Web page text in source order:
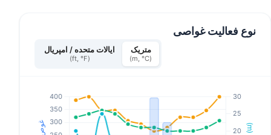
نوع فعالیت غواصی
متریک
(m, °C)
ایالات متحده / امپریال
(ft, °F)